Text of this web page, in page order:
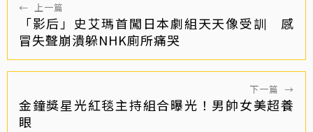
← 上一篇
「影后」史艾瑪首闖日本劇組天天像受訓 感
冒失聲崩潰躲NHK廁所痛哭
下一篇 →
金鐘獎星光紅毯主持組合曝光！男帥女美超養
眼